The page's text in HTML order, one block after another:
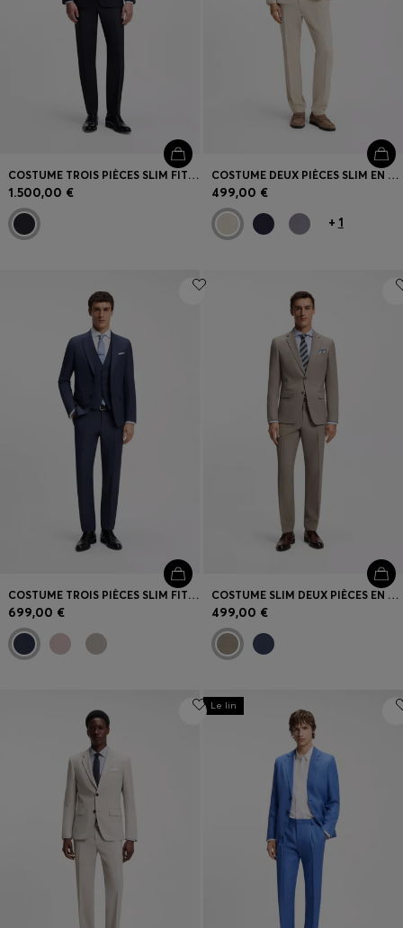
COSTUME TROIS PIÈCES SLIM FIT EN LAINE VIERGE ET SOIE
1.500,00 €
COSTUME DEUX PIÈCES SLIM EN TISSU À MICRO MOTIF
499,00 €
+ 1
COSTUME TROIS PIÈCES SLIM FIT EN LAINE VIERGE
699,00 €
COSTUME SLIM DEUX PIÈCES EN TISSU STRETCH À MICRO MOTIF
499,00 €
Le lin